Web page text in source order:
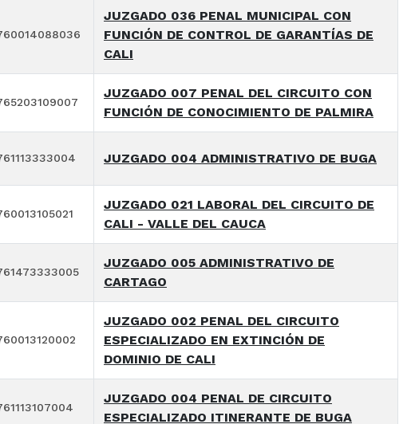
JUZGADO 036 PENAL MUNICIPAL CON
FUNCIÓN DE CONTROL DE GARANTÍAS DE
CALI
JUZGADO 007 PENAL DEL CIRCUITO CON
FUNCIÓN DE CONOCIMIENTO DE PALMIRA
JUZGADO 004 ADMINISTRATIVO DE BUGA
JUZGADO 021 LABORAL DEL CIRCUITO DE
CALI - VALLE DEL CAUCA
JUZGADO 005 ADMINISTRATIVO DE
CARTAGO
JUZGADO 002 PENAL DEL CIRCUITO
ESPECIALIZADO EN EXTINCIÓN DE
DOMINIO DE CALI
JUZGADO 004 PENAL DE CIRCUITO
ESPECIALIZADO ITINERANTE DE BUGA